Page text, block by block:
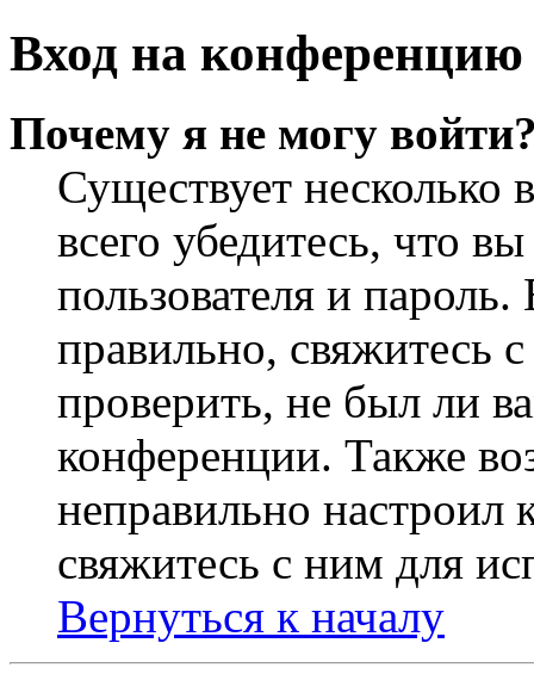
Вход на конференцию
Почему я не могу
Существует
всего убедитесь, что
пользователя и
правильно, свяжитесь
проверить, не был ли
конференции. Также
неправильно
свяжитесь с ним для
Вернуться к началу